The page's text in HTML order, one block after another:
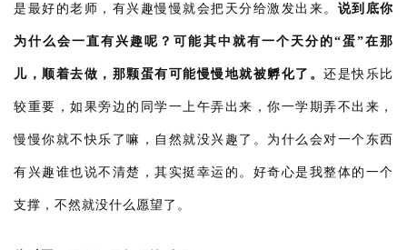
是最好的老师，有兴趣慢慢就会把天分给激发出来。 说到底你
为什么会一直有兴趣呢？可能其中就有一个天分的“蛋”在那
儿，顺着去做，那颗蛋有可能慢慢地就被孵化了。 还是快乐比
较重要，如果旁边的同学一上午弄出来，你一学期弄不出来，
慢慢你就不快乐了嘛，自然就没兴趣了。为什么会对一个东西
有兴趣谁也说不清楚，其实挺幸运的。好奇心是我整体的一个
支撑，不然就没什么愿望了。